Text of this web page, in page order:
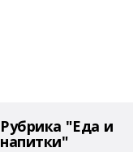
Рубрика "Еда и
напитки"